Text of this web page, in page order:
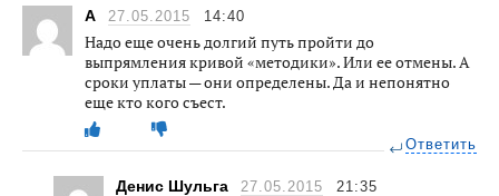
А 27.05.2015 14:40
Надо еще очень долгий путь пройти до
выпрямления кривой «методики». Или ее отмены. А
сроки уплаты — они определены. Да и непонятно
еще кто кого съест.
Ответить
Денис Шульга 27.05.2015 21:35